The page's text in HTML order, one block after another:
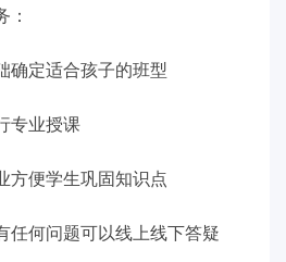
：
确定适合孩子的班型
专业授课
方便学生巩固知识点
任何问题可以线上线下答疑